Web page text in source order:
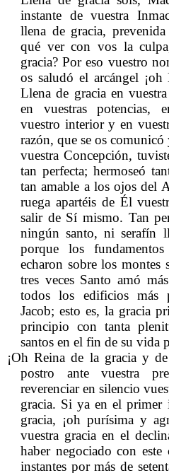
instante de vuestra
llena de gracia,
qué ver con vos la
gracia? Por eso vuestro
os saludó el arcángel
Llena de gracia en
en vuestras potencias,
vuestro interior y en
razón, que se os
vuestra Concepción,
tan perfecta; hermoseó
tan amable a los ojos del
ruega apartéis de Él
salir de Sí mismo. Tan
ningún santo, ni serafín
porque los
echaron sobre los montes
tres veces Santo amó
todos los edificios más
Jacob; esto es, la gracia
principio con tanta
santos en el fin de su vida
¡Oh Reina de la gracia y
postro ante vuestra
reverenciar en silencio
gracia. Si ya en el primer
gracia, ¡oh purísima y
vuestra gracia en el
haber negociado con
instantes por más de